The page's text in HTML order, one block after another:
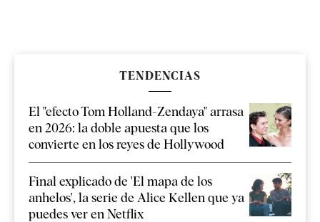
TENDENCIAS
El "efecto Tom Holland-Zendaya" arrasa
en 2026: la doble apuesta que los
convierte en los reyes de Hollywood
Final explicado de 'El mapa de los
anhelos', la serie de Alice Kellen que ya
puedes ver en Netflix